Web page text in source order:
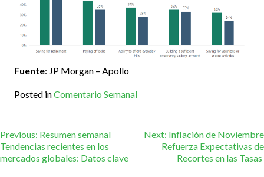
Fuente: JP Morgan – Apollo
Posted inComentario Semanal
Navegación
de
Previous: Resumen semanal
Tendencias recientes en los
mercados globales: Datos clave
Next: Inflación de Noviembre
Refuerza Expectativas de
Recortes en las Tasas